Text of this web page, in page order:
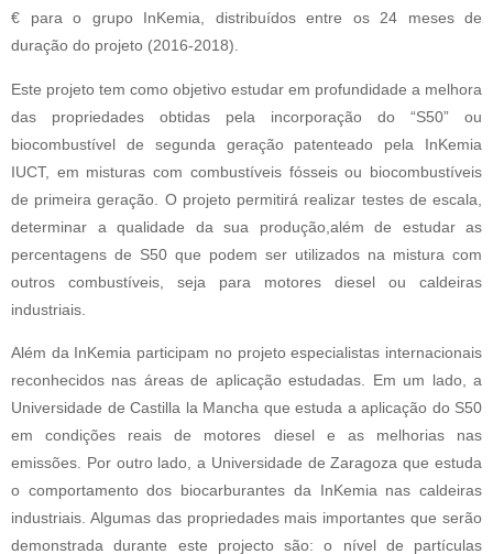
€ para o grupo InKemia, distribuídos entre os 24 meses de
duração do projeto (2016-2018).
Este projeto tem como objetivo estudar em profundidade a melhora
das propriedades obtidas pela incorporação do “S50” ou
biocombustível de segunda geração patenteado pela InKemia
IUCT, em misturas com combustíveis fósseis ou biocombustíveis
de primeira geração. O projeto permitirá realizar testes de escala,
determinar a qualidade da sua produção,além de estudar as
percentagens de S50 que podem ser utilizados na mistura com
outros combustíveis, seja para motores diesel ou caldeiras
industriais.
Além da InKemia participam no projeto especialistas internacionais
reconhecidos nas áreas de aplicação estudadas. Em um lado, a
Universidade de Castilla la Mancha que estuda a aplicação do S50
em condições reais de motores diesel e as melhorias nas
emissões. Por outro lado, a Universidade de Zaragoza que estuda
o comportamento dos biocarburantes da InKemia nas caldeiras
industriais. Algumas das propriedades mais importantes que serão
demonstrada durante este projecto são: o nível de partículas